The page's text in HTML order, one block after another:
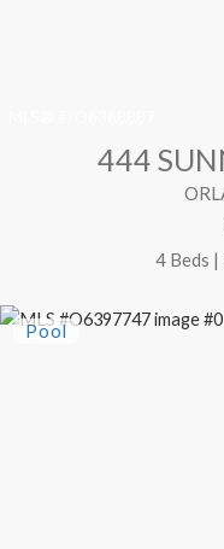
444
4 Beds